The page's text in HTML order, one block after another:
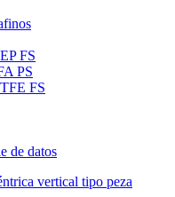
FS
PS
FS
de datos